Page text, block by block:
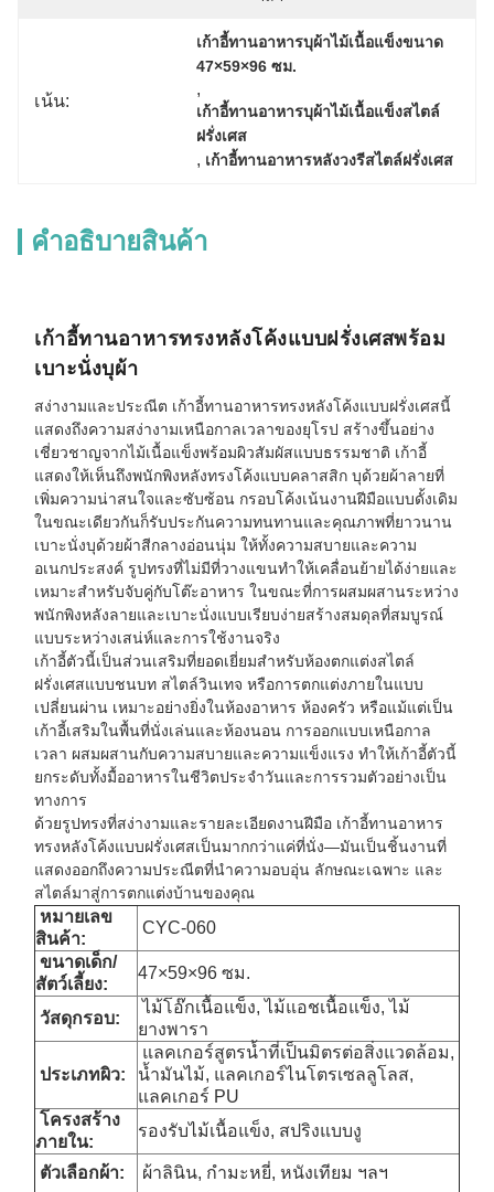
เน้น:
เก้าอี้ทานอาหารบุผ้าไม้เนื้อแข็งขนาด
47×59×96 ซม.
,
เก้าอี้ทานอาหารบุผ้าไม้เนื้อแข็งสไตล์
ฝรั่งเศส
, เก้าอี้ทานอาหารหลังวงรีสไตล์ฝรั่งเศส
คําอธิบายสินค้า
เก้าอี้ทานอาหารทรงหลังโค้งแบบฝรั่งเศสพร้อม
เบาะนั่งบุผ้า
สง่างามและประณีต เก้าอี้ทานอาหารทรงหลังโค้งแบบฝรั่งเศสนี้
แสดงถึงความสง่างามเหนือกาลเวลาของยุโรป สร้างขึ้นอย่าง
เชี่ยวชาญจากไม้เนื้อแข็งพร้อมผิวสัมผัสแบบธรรมชาติ เก้าอี้
แสดงให้เห็นถึงพนักพิงหลังทรงโค้งแบบคลาสสิก บุด้วยผ้าลายที่
เพิ่มความน่าสนใจและซับซ้อน กรอบโค้งเน้นงานฝีมือแบบดั้งเดิม
ในขณะเดียวกันก็รับประกันความทนทานและคุณภาพที่ยาวนาน
เบาะนั่งบุด้วยผ้าสีกลางอ่อนนุ่ม ให้ทั้งความสบายและความ
อเนกประสงค์ รูปทรงที่ไม่มีที่วางแขนทำให้เคลื่อนย้ายได้ง่ายและ
เหมาะสำหรับจับคู่กับโต๊ะอาหาร ในขณะที่การผสมผสานระหว่าง
พนักพิงหลังลายและเบาะนั่งแบบเรียบง่ายสร้างสมดุลที่สมบูรณ์
แบบระหว่างเสน่ห์และการใช้งานจริง
เก้าอี้ตัวนี้เป็นส่วนเสริมที่ยอดเยี่ยมสำหรับห้องตกแต่งสไตล์
ฝรั่งเศสแบบชนบท สไตล์วินเทจ หรือการตกแต่งภายในแบบ
เปลี่ยนผ่าน เหมาะอย่างยิ่งในห้องอาหาร ห้องครัว หรือแม้แต่เป็น
เก้าอี้เสริมในพื้นที่นั่งเล่นและห้องนอน การออกแบบเหนือกาล
เวลา ผสมผสานกับความสบายและความแข็งแรง ทำให้เก้าอี้ตัวนี้
ยกระดับทั้งมื้ออาหารในชีวิตประจำวันและการรวมตัวอย่างเป็น
ทางการ
ด้วยรูปทรงที่สง่างามและรายละเอียดงานฝีมือ เก้าอี้ทานอาหาร
ทรงหลังโค้งแบบฝรั่งเศสเป็นมากกว่าแค่ที่นั่ง—มันเป็นชิ้นงานที่
แสดงออกถึงความประณีตที่นำความอบอุ่น ลักษณะเฉพาะ และ
สไตล์มาสู่การตกแต่งบ้านของคุณ
หมายเลข
สินค้า:
CYC-060
ขนาดเด็ก/
สัตว์เลี้ยง:
47×59×96 ซม.
วัสดุกรอบ:
ไม้โอ๊กเนื้อแข็ง, ไม้แอชเนื้อแข็ง, ไม้
ยางพารา
ประเภทผิว:
แลคเกอร์สูตรน้ำที่เป็นมิตรต่อสิ่งแวดล้อม,
น้ำมันไม้, แลคเกอร์ไนโตรเซลลูโลส,
แลคเกอร์ PU
โครงสร้าง
ภายใน:
รองรับไม้เนื้อแข็ง, สปริงแบบงู
ตัวเลือกผ้า: ผ้าลินิน, กำมะหยี่, หนังเทียม ฯลฯ